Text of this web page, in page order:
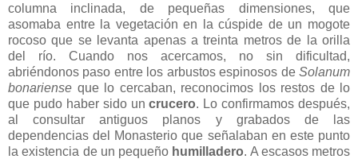
columna inclinada, de pequeñas dimensiones, que
asomaba entre la vegetación en la cúspide de un mogote
rocoso que se levanta apenas a treinta metros de la orilla
del río. Cuando nos acercamos, no sin dificultad,
abriéndonos paso entre los arbustos espinosos de Solanum
bonariense que lo cercaban, reconocimos los restos de lo
que pudo haber sido uncrucero. Lo confirmamos después,
al consultar antiguos planos y grabados de las
dependencias del Monasterio que señalaban en este punto
la existencia de un pequeño humilladero. A escasos metros